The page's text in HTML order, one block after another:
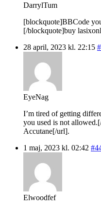
DarrylTum
[blockquote]BBCode
[/blockquote]buy
28 april, 2023 kl. 22:15
EyeNag
I’m tired of getting
you used is not
Accutane[/url].
1 maj, 2023 kl. 02:42
Elwoodfef